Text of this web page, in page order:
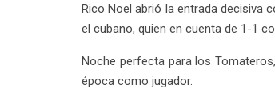
Rico Noel abrió la entrada decisiva
el cubano, quien en cuenta de 1-1
Noche perfecta para los
época como jugador.